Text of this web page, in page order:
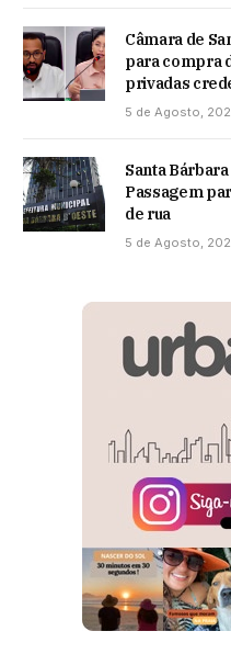
Câmara de
para compra
privadas
5 de Agosto,
Santa
Passagem
de rua
5 de Agosto,